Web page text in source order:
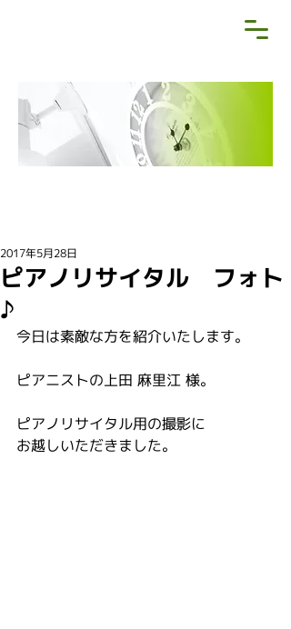
ピアノリサイタル フォト
♪
2017年5月28日
今日は素敵な方を紹介いたします。
ピアニストの上田 麻里江 様。
ピアノリサイタル用の撮影に
お越しいただきました。